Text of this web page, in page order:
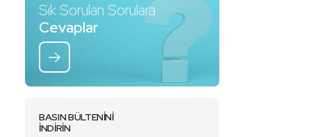
Sık Sorulan Sorulara
Cevaplar
BASIN BÜLTENİNİ
İNDİRİN